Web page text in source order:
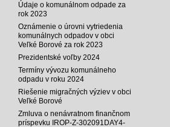
Údaje o komunálnom odpade za
rok 2023
Oznámenie o úrovni vytriedenia
komunálnych odpadov v obci
Veľké Borové za rok 2023
Prezidentské voľby 2024
Termíny vývozu komunálneho
odpadu v roku 2024
Riešenie migračných výziev v obci
Veľké Borové
Zmluva o nenávratnom finančnom
príspevku IROP-Z-302091DAY4-